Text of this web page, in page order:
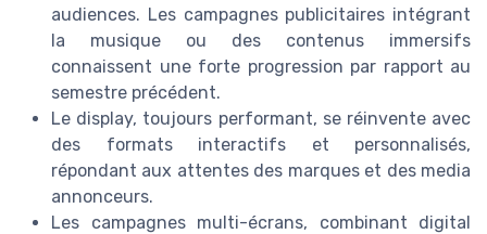
audiences. Les campagnes publicitaires intégrant
la musique ou des contenus immersifs
connaissent une forte progression par rapport au
semestre précédent.
Le display, toujours performant, se réinvente avec
des formats interactifs et personnalisés,
répondant aux attentes des marques et des media
annonceurs.
Les campagnes multi-écrans, combinant digital